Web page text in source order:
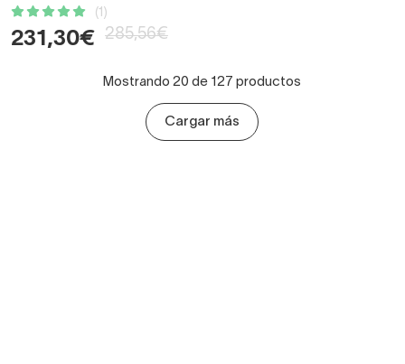
(1)
231,30€ 285,56€
Mostrando 20 de 127 productos
Cargar más